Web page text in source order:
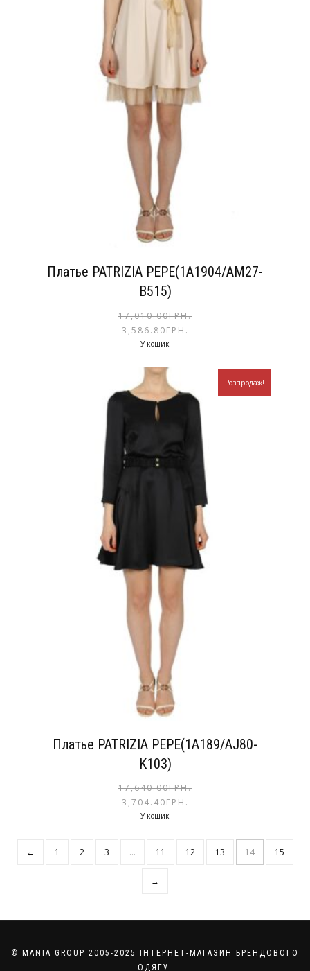
Платье PATRIZIA PEPE(1A1904/AM27-
B515)
17,010.00ГРН.
3,586.80ГРН.
У кошик
Платье PATRIZIA PEPE(1A189/AJ80-
K103)
Розпродаж!
17,640.00ГРН.
3,704.40ГРН.
У кошик
← 1 2 3 … 11 12 13 14 15
→
© MANIA GROUP 2005-2025 ІНТЕРНЕТ-МАГАЗИН БРЕНДОВОГО
ОДЯГУ.